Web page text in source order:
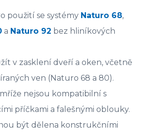
použití se systémy Naturo 68,
a Naturo 92 bez hliníkových
v zasklení dveří a oken, včetně
ven (Naturo 68 a 80).
nejsou kompatibilní s
příčkami a falešnými oblouky.
být dělena konstrukčními